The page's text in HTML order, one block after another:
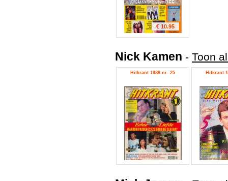
€ 10.95
Nick Kamen - Toon
Hitkrant 1988 nr. 25 Hitkrant